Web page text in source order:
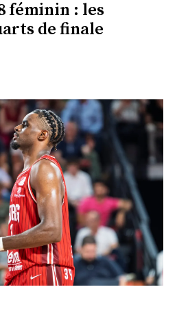
féminin : les
de finale